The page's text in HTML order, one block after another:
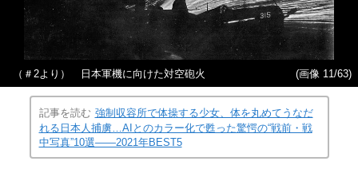
（＃2より） 日本軍機に向けた対空砲火 (画像 11/63)
記事を読む 強制収容所で体操する少女、体を丸めてうなだ
れる日本人捕虜…AIとのカラー化で甦った驚愕の“戦前・戦
中写真”10選――2021年BEST5